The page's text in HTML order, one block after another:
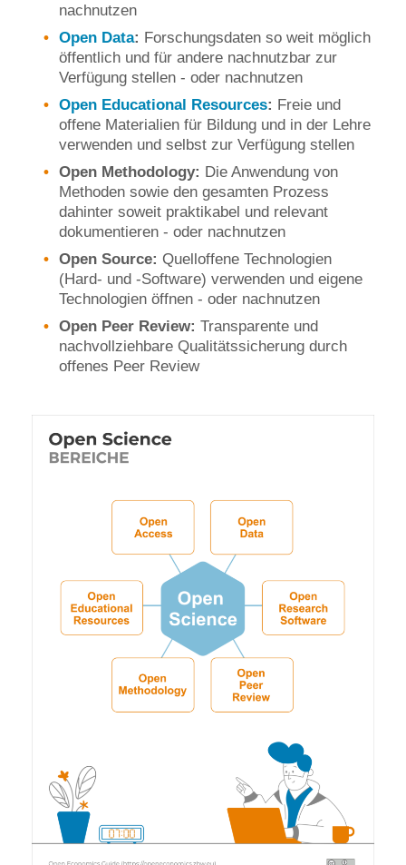
nachnutzen
Open Data: Forschungsdaten so weit möglich
öffentlich und für andere nachnutzbar zur
Verfügung stellen - oder nachnutzen
Open Educational Resources: Freie und
offene Materialien für Bildung und in der Lehre
verwenden und selbst zur Verfügung stellen
Open Methodology: Die Anwendung von
Methoden sowie den gesamten Prozess
dahinter soweit praktikabel und relevant
dokumentieren - oder nachnutzen
Open Source: Quelloffene Technologien
(Hard- und -Software) verwenden und eigene
Technologien öffnen - oder nachnutzen
Open Peer Review: Transparente und
nachvollziehbare Qualitätssicherung durch
offenes Peer Review